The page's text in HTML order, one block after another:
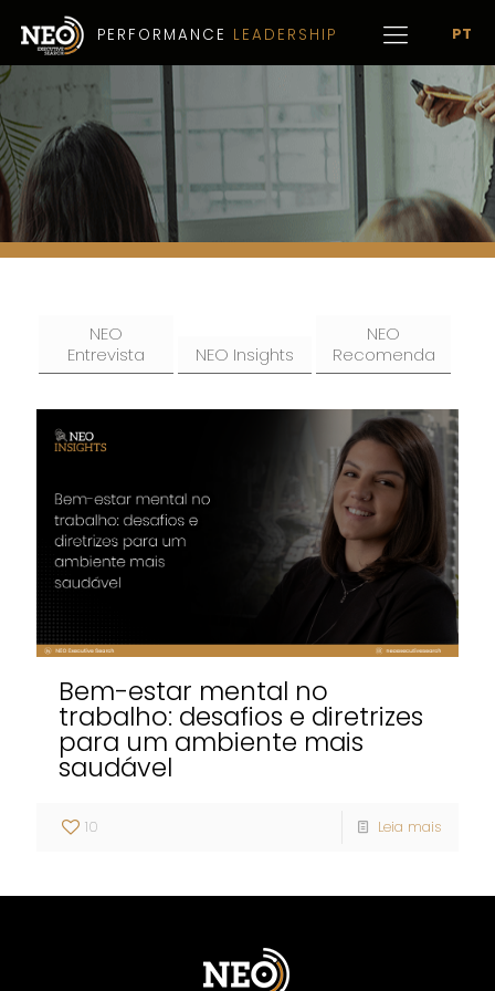
PERFORMANCE LEADERSHIP PT
NEO
Entrevista
NEO Insights
NEO
Recomenda
Bem-estar mental no
trabalho: desafios e diretrizes
para um ambiente mais
saudável
10 Leia mais